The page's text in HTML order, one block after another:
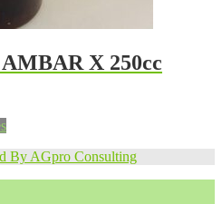
X 250cc
By AGpro Consulting